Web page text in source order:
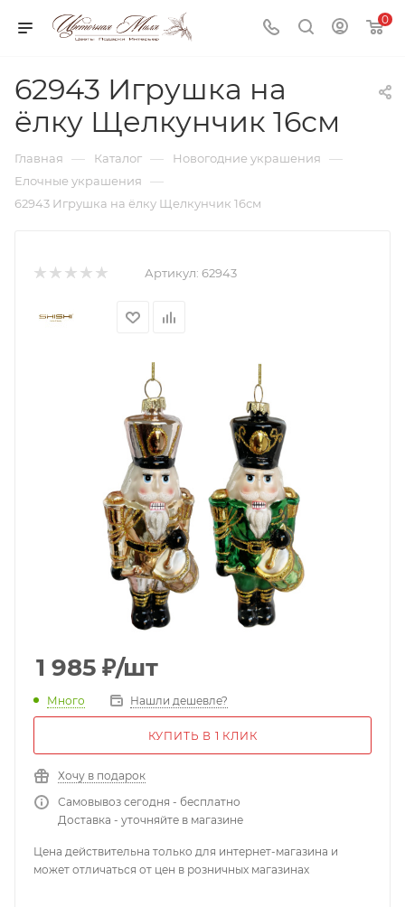
0
62943 Игрушка на
ёлку Щелкунчик 16см
Главная — Каталог — Новогодние украшения —
Елочные украшения —
62943 Игрушка на ёлку Щелкунчик 16см
Артикул: 62943
1 985 ₽/шт
Много Нашли дешевле?
КУПИТЬ В 1 КЛИК
Хочу в подарок
Самовывоз сегодня - бесплатно
Доставка - уточняйте в магазине
Цена действительна только для интернет-магазина и
может отличаться от цен в розничных магазинах